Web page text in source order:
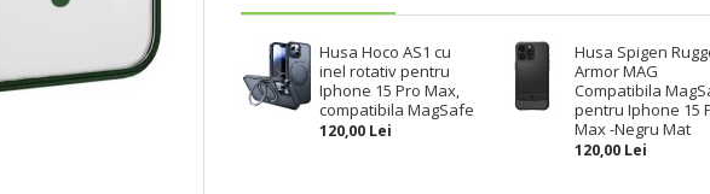
Husa Hoco AS1 cu
inel rotativ pentru
Iphone 15 Pro Max,
compatibila MagSafe
120,00 Lei
Husa Spigen
Armor MAG
Compatibila
pentru Iphone 15
Max -Negru Mat
120,00 Lei